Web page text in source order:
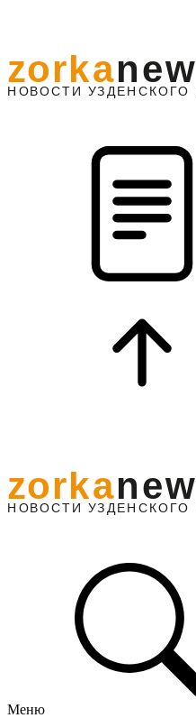
НО ВОСТИ УЗДЕНС КО ГО
zorkanew
Меню